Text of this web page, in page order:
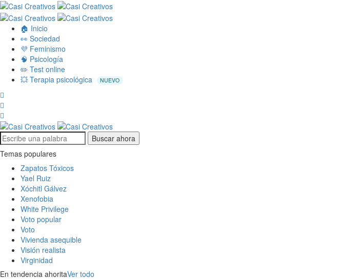
🏠 Inicio
👀 Sociedad
💜 Feminismo
🧠 Psicología
✏️ Test online
💥 Terapia psicológica
NUEVO
Buscar ahora
Temas populares
Zapatos Tóxicos
Yael Ruiz
Xóchitl Gálvez
Xenofobia
White Privilege
Voto popular
Voto
Vivienda asequible
Visión realista
Virginidad
En tendencia ahoritaVer todo